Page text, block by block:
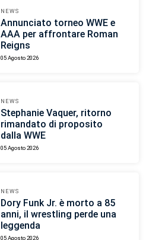
NEWS
Annunciato torneo WWE e
AAA per affrontare Roman
Reigns
05 Agosto 2026
NEWS
Stephanie Vaquer, ritorno
rimandato di proposito
dalla WWE
05 Agosto 2026
NEWS
Dory Funk Jr. è morto a 85
anni, il wrestling perde una
leggenda
05 Agosto 2026